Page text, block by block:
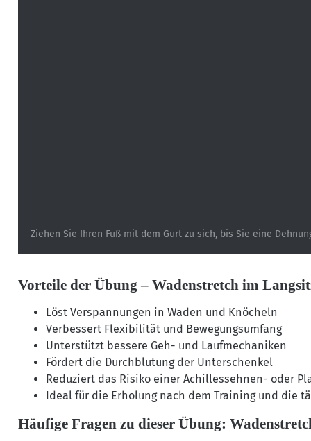
Ziehen Sie Ihren Fuß mit dem Gurt zu sich, bis Sie eine
Vorteile der Übung – Wadenstretch im
Löst Verspannungen in Waden und Knöcheln
Verbessert Flexibilität und Bewegungsumfang
Unterstützt bessere Geh- und Laufmechaniken
Fördert die Durchblutung der Unterschenkel
Reduziert das Risiko einer Achillessehnen- oder
Ideal für die Erholung nach dem Training und die
Häufige Fragen zu dieser Übung: